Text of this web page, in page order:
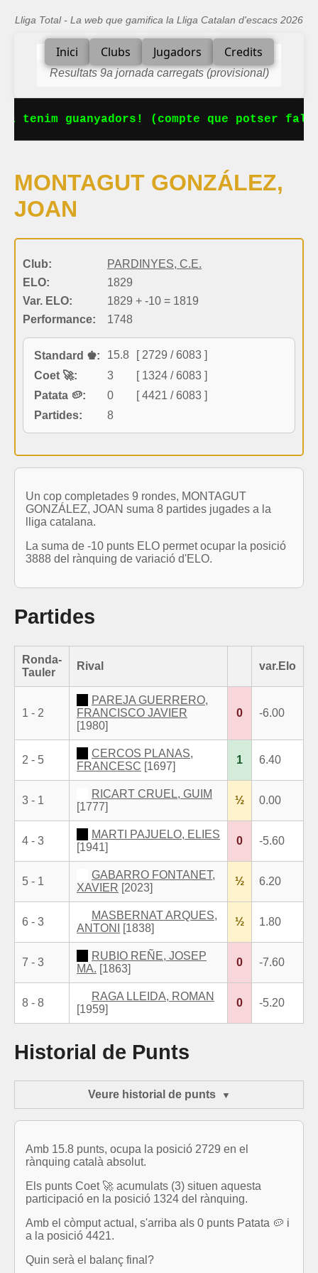
Lliga Total - La web que gamifica la Lliga Catalan d'escacs 2026
Inici Clubs Jugadors Credits
Resultats 9a jornada carregats (provisional)
tenim guanyadors! (compte que potser
MONTAGUT GONZÁLEZ,
JOAN
Club:
PARDINYES, C.E.
ELO:
1829
Var. ELO:
1829 + -10 = 1819
Performance:
1748
Standard ♚: 15.8
[ 2729 / 6083 ]
Coet 🚀:
3
[ 1324 / 6083 ]
Patata 🥔:
0
[ 4421 / 6083 ]
Partides:
8
Un cop completades 9 rondes, MONTAGUT
GONZÁLEZ, JOAN suma 8 partides jugades a la
lliga catalana.
La suma de -10 punts ELO permet ocupar la posició
3888 del rànquing de variació d'ELO.
Partides
Ronda-
Tauler
Rival var.Elo
1 - 2
PAREJA GUERRERO,
FRANCISCO JAVIER
[1980]
0 -6.00
2 - 5
CERCOS PLANAS,
FRANCESC [1697]
1 6.40
3 - 1
RICART CRUEL, GUIM
[1777]
½ 0.00
4 - 3
MARTI PAJUELO, ELIES
[1941]
0 -5.60
5 - 1
GABARRO FONTANET,
XAVIER [2023]
½ 6.20
6 - 3
MASBERNAT ARQUES,
ANTONI
[1838]
½ 1.80
7 - 3
RUBIO REÑE, JOSEP
MA. [1863]
0 -7.60
8 - 8
RAGA LLEIDA, ROMAN
[1959]
0 -5.20
Historial de Punts
Veure historial de punts
Amb 15.8 punts, ocupa la posició 2729 en el
rànquing català absolut.
Els punts Coet 🚀 acumulats (3) situen aquesta
participació en la posició 1324 del rànquing.
Amb el còmput actual, s'arriba als 0 punts Patata 🥔 i
a la posició 4421.
Quin serà el balanç final?